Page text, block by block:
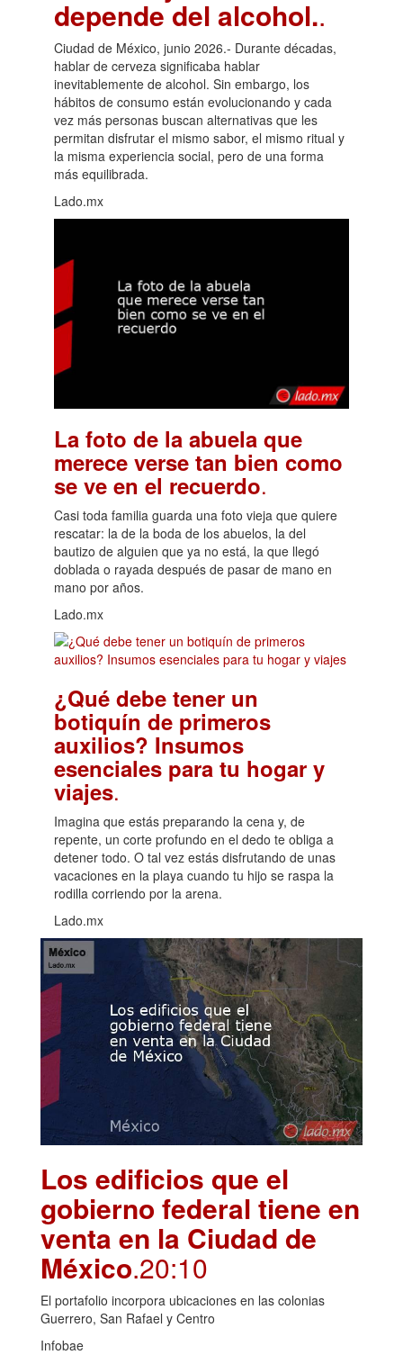
depende del alcohol..
Ciudad de México, junio 2026.- Durante décadas,
hablar de cerveza significaba hablar
inevitablemente de alcohol. Sin embargo, los
hábitos de consumo están evolucionando y cada
vez más personas buscan alternativas que les
permitan disfrutar el mismo sabor, el mismo ritual y
la misma experiencia social, pero de una forma
más equilibrada.
Lado.mx
La foto de la abuela que
merece verse tan bien como
se ve en el recuerdo.
Casi toda familia guarda una foto vieja que quiere
rescatar: la de la boda de los abuelos, la del
bautizo de alguien que ya no está, la que llegó
doblada o rayada después de pasar de mano en
mano por años.
Lado.mx
¿Qué debe tener un
botiquín de primeros
auxilios? Insumos
esenciales para tu hogar y
viajes.
Imagina que estás preparando la cena y, de
repente, un corte profundo en el dedo te obliga a
detener todo. O tal vez estás disfrutando de unas
vacaciones en la playa cuando tu hijo se raspa la
rodilla corriendo por la arena.
Lado.mx
Los edificios que el
gobierno federal tiene en
venta en la Ciudad de
México.20:10
El portafolio incorpora ubicaciones en las colonias
Guerrero, San Rafael y Centro
Infobae